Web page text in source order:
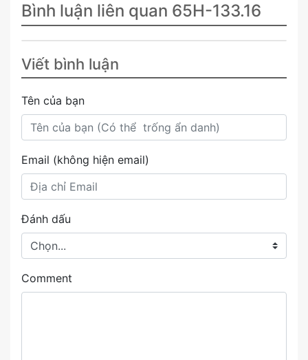
Bình luận liên quan 65H-133.16
Viết bình luận
Tên của bạn
Email (không hiện email)
Đánh dấu
Comment